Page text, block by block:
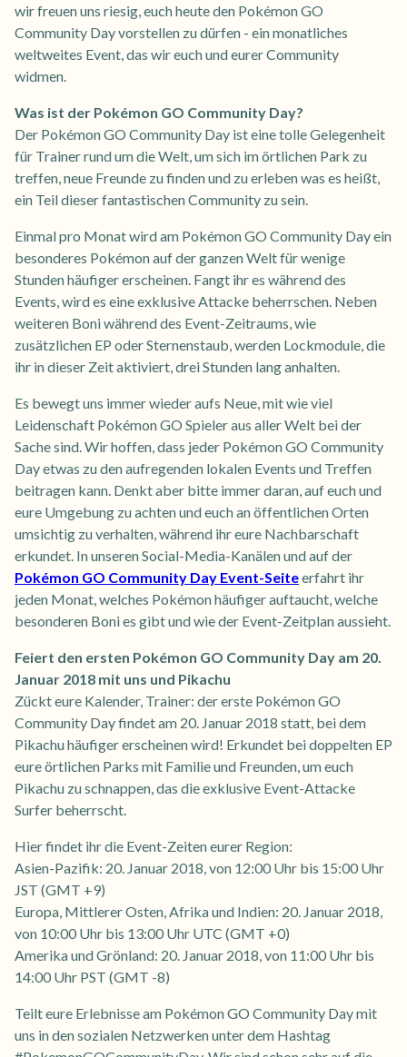
wir freuen uns riesig, euch heute den Pokémon GO
Community Day vorstellen zu dürfen - ein monatliches
weltweites Event, das wir euch und eurer Community
widmen.
Was ist der Pokémon GO Community Day?
Der Pokémon GO Community Day ist eine tolle Gelegenheit
für Trainer rund um die Welt, um sich im örtlichen Park zu
treffen, neue Freunde zu finden und zu erleben was es heißt,
ein Teil dieser fantastischen Community zu sein.
Einmal pro Monat wird am Pokémon GO Community Day ein
besonderes Pokémon auf der ganzen Welt für wenige
Stunden häufiger erscheinen. Fangt ihr es während des
Events, wird es eine exklusive Attacke beherrschen. Neben
weiteren Boni während des Event-Zeitraums, wie
zusätzlichen EP oder Sternenstaub, werden Lockmodule, die
ihr in dieser Zeit aktiviert, drei Stunden lang anhalten.
Es bewegt uns immer wieder aufs Neue, mit wie viel
Leidenschaft Pokémon GO Spieler aus aller Welt bei der
Sache sind. Wir hoffen, dass jeder Pokémon GO Community
Day etwas zu den aufregenden lokalen Events und Treffen
beitragen kann. Denkt aber bitte immer daran, auf euch und
eure Umgebung zu achten und euch an öffentlichen Orten
umsichtig zu verhalten, während ihr eure Nachbarschaft
erkundet. In unseren Social-Media-Kanälen und auf der
Pokémon GO Community Day Event-Seiteerfahrt ihr
jeden Monat, welches Pokémon häufiger auftaucht, welche
besonderen Boni es gibt und wie der Event-Zeitplan aussieht.
Feiert den ersten Pokémon GO Community Day am 20.
Januar 2018 mit uns und Pikachu
Zückt eure Kalender, Trainer: der erste Pokémon GO
Community Day findet am 20. Januar 2018 statt, bei dem
Pikachu häufiger erscheinen wird! Erkundet bei doppelten EP
eure örtlichen Parks mit Familie und Freunden, um euch
Pikachu zu schnappen, das die exklusive Event-Attacke
Surfer beherrscht.
Hier findet ihr die Event-Zeiten eurer Region:
Asien-Pazifik: 20. Januar 2018, von 12:00 Uhr bis 15:00 Uhr
JST (GMT +9)
Europa, Mittlerer Osten, Afrika und Indien: 20. Januar 2018,
von 10:00 Uhr bis 13:00 Uhr UTC (GMT +0)
Amerika und Grönland: 20. Januar 2018, von 11:00 Uhr bis
14:00 Uhr PST (GMT -8)
Teilt eure Erlebnisse am Pokémon GO Community Day mit
uns in den sozialen Netzwerken unter dem Hashtag